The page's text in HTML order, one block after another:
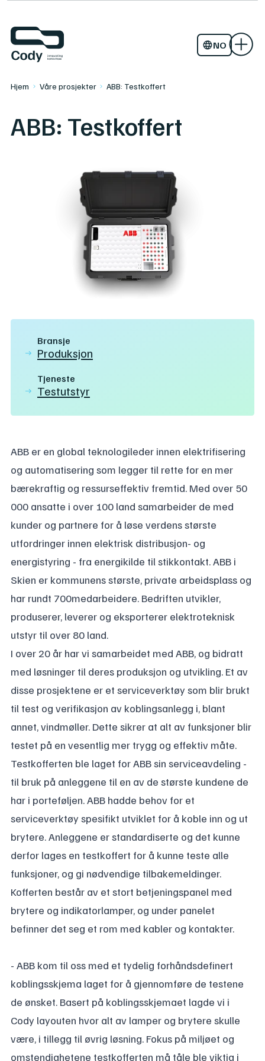
NO
EN
TITAAN
Hjem Våre prosjekter ABB: Testkoffert
ABB: Testkoffert
Bransje
Produksjon
Tjeneste
Testutstyr
ABB er en global teknologileder innen elektrifisering
og automatisering som legger til rette for en mer
bærekraftig og ressurseffektiv fremtid. Med over 50
000 ansatte i over 100 land samarbeider de med
kunder og partnere for å løse verdens største
utfordringer innen elektrisk distribusjon- og
energistyring - fra energikilde til stikkontakt. ABB i
Skien er kommunens største, private arbeidsplass og
har rundt 700medarbeidere. Bedriften utvikler,
produserer, leverer og eksporterer elektroteknisk
utstyr til over 80 land.
I over 20 år har vi samarbeidet med ABB, og bidratt
med løsninger til deres produksjon og utvikling. Et av
disse prosjektene er et serviceverktøy som blir brukt
til test og verifikasjon av koblingsanlegg i, blant
annet, vindmøller. Dette sikrer at alt av funksjoner blir
testet på en vesentlig mer trygg og effektiv måte.
Testkofferten ble laget for ABB sin serviceavdeling -
til bruk på anleggene til en av de største kundene de
har i porteføljen. ABB hadde behov for et
serviceverktøy spesifikt utviklet for å koble inn og ut
brytere. Anleggene er standardiserte og det kunne
derfor lages en testkoffert for å kunne teste alle
funksjoner, og gi nødvendige tilbakemeldinger.
Kofferten består av et stort betjeningspanel med
brytere og indikatorlamper, og under panelet
befinner det seg et rom med kabler og kontakter.
- ABB kom til oss med et tydelig forhåndsdefinert
koblingsskjema laget for å gjennomføre de testene
de ønsket. Basert på koblingsskjemaet lagde vi i
Cody layouten hvor alt av lamper og brytere skulle
være, i tillegg til øvrig løsning. Fokus på miljøet og
omstendighetene testkofferten må tåle ble viktig i